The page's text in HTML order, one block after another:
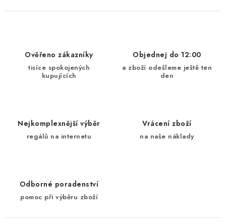
Ověřeno zákazníky
tisíce spokojených
kupujících
Objednej do 12:00
a zboží odešleme ještě ten
den
Nejkomplexnější výběr
regálů na internetu
Vrácení zboží
na naše náklady
Odborné poradenství
pomoc při výběru zboží